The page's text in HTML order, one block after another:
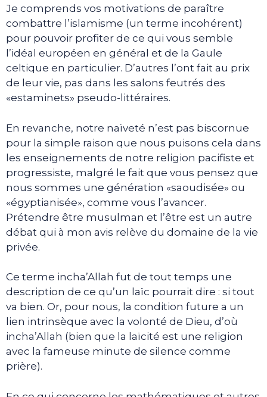
Je comprends vos motivations de paraître
combattre l’islamisme (un terme incohérent)
pour pouvoir profiter de ce qui vous semble
l’idéal européen en général et de la Gaule
celtique en particulier. D’autres l’ont fait au prix
de leur vie, pas dans les salons feutrés des
«estaminets» pseudo-littéraires.
En revanche, notre naïveté n’est pas biscornue
pour la simple raison que nous puisons cela dans
les enseignements de notre religion pacifiste et
progressiste, malgré le fait que vous pensez que
nous sommes une génération «saoudisée» ou
«égyptianisée», comme vous l’avancer.
Prétendre être musulman et l’être est un autre
débat qui à mon avis relève du domaine de la vie
privée.
Ce terme incha’Allah fut de tout temps une
description de ce qu’un laïc pourrait dire : si tout
va bien. Or, pour nous, la condition future a un
lien intrinsèque avec la volonté de Dieu, d’où
incha’Allah (bien que la laïcité est une religion
avec la fameuse minute de silence comme
prière).